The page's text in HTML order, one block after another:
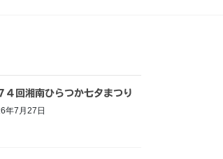
４回湘南ひらつか七夕まつり
年7月27日